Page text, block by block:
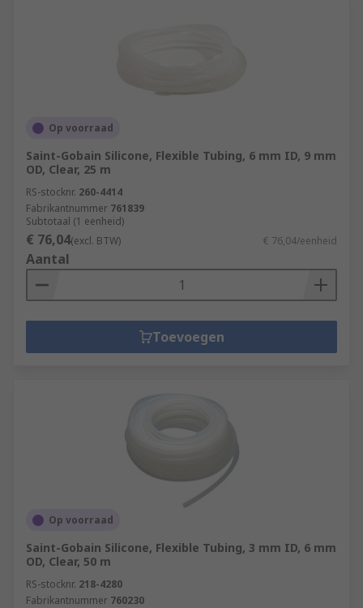
Op voorraad
Saint-Gobain Silicone, Flexible Tubing, 6 mm ID, 9 mm
OD, Clear, 25 m
RS-stocknr. 260-4414
Fabrikantnummer 761839
Subtotaal (1 eenheid)
€ 76,04(excl. BTW) € 76,04/eenheid
Aantal
Toevoegen
Op voorraad
Saint-Gobain Silicone, Flexible Tubing, 3 mm ID, 6 mm
OD, Clear, 50 m
RS-stocknr. 218-4280
Fabrikantnummer 760230